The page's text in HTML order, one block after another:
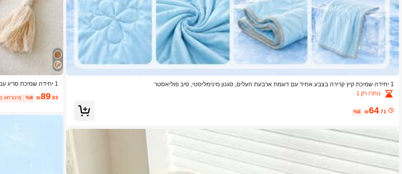
1 יחידה שמיכת קיץ קרירה בצבע אחיד עם דוגמת ארבעת העלים, סגנון מינימליסטי, סיב פוליאסטר
נותרו רק 1
₪64.71
%6
1 יחידה שמיכת
₪89 .83
%8 2 ימים